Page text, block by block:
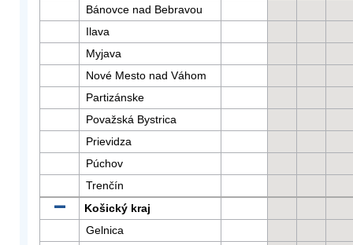
Bánovce nad Bebravou
Ilava
Myjava
Nové Mesto nad Váhom
Partizánske
Považská Bystrica
Prievidza
Púchov
Trenčín
Košický kraj
Gelnica